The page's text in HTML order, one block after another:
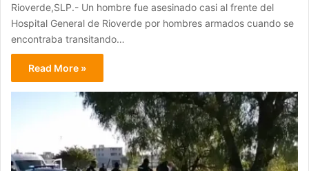
Rioverde,SLP.- Un hombre fue asesinado casi al frente del
Hospital General de Rioverde por hombres armados cuando se
encontraba transitando…
Read More »